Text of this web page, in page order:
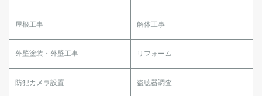
屋根工事 解体工事
外壁塗装・外壁工事 リフォーム
防犯カメラ設置 盗聴器調査